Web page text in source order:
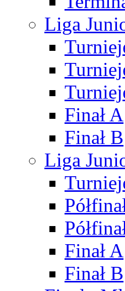
Liga
Finał A
Finał B
Liga
Finał A
Finał B